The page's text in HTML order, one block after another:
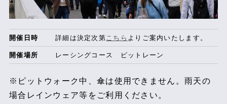
開催日時 詳細は決定次第 こちら よりご案内いたします。
開催場所 レーシングコース ピットレーン
※ピットウォーク中、傘は使用できません。雨天の
場合レインウェア等をご利用ください。